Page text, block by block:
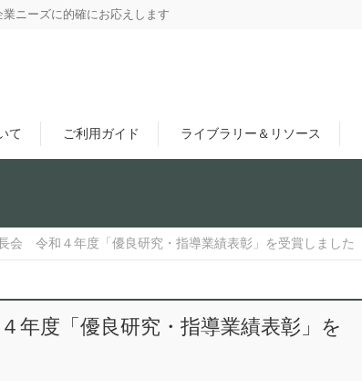
ニーズに的確にお応えします
て ご利用ガイド ライブラリー＆リソース
会 令和４年度「優良研究・指導業績表彰」を受賞しました
年度「優良研究・指導業績表彰」を